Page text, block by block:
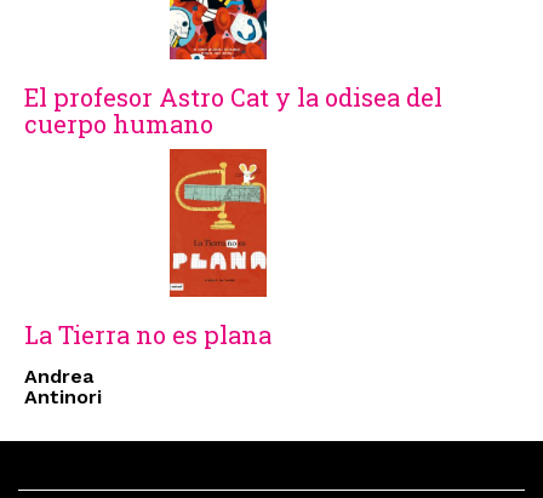
El profesor Astro Cat y la odisea del
cuerpo humano
La Tierra no es plana
Andrea
Antinori